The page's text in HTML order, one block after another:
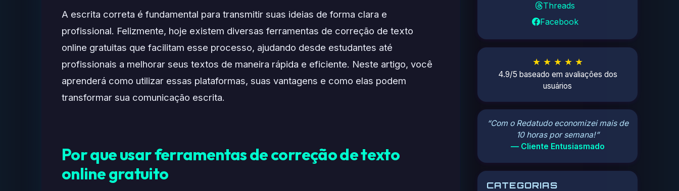
A escrita correta é fundamental para transmitir suas ideias de forma clara e
profissional. Felizmente, hoje existem diversas ferramentas de correção de texto
online gratuitas que facilitam esse processo, ajudando desde estudantes até
profissionais a melhorar seus textos de maneira rápida e eficiente. Neste artigo, você
aprenderá como utilizar essas plataformas, suas vantagens e como elas podem
transformar sua comunicação escrita.
Por que usar ferramentas de correção de texto
online gratuito
Threads
Facebook
★ ★ ★ ★ ★
4.9/5 baseado em avaliações dos
usuários
“Com o Redatudo economizei mais de
10 horas por semana!”
— Cliente Entusiasmado
CATEGORIAS